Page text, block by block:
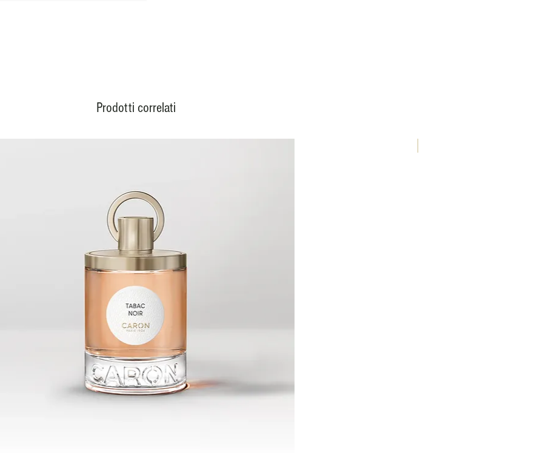
Prodotti correlati